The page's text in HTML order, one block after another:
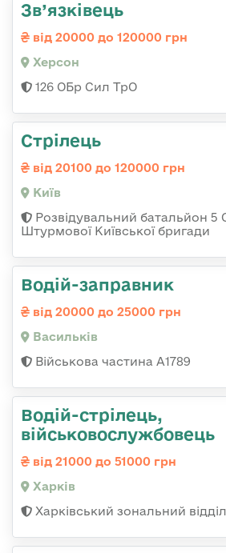
Зв’язківець
від 20000 до 120000 грн
Херсон
126 ОБр Сил ТрО
Стрілець
від 20100 до 120000 грн
Київ
Розвідувальний батальйон 5
Штурмової Київської бригади
Водій-заправник
від 20000 до 25000 грн
Васильків
Військова частина А1789
Водій-стрілець,
військовослужбовець
від 21000 до 51000 грн
Харків
Харківський зональний